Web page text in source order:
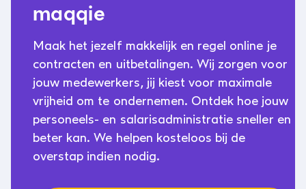
maqqie
Maak het jezelf makkelijk en regel online je
contracten en uitbetalingen. Wij zorgen voor
jouw medewerkers, jij kiest voor maximale
vrijheid om te ondernemen. Ontdek hoe jouw
personeels- en salarisadministratie sneller en
beter kan. We helpen kosteloos bij de
overstap indien nodig.